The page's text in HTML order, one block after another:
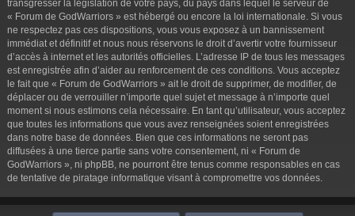
transgresser la législation de votre pays, du pays dans lequel le serveur de
« Forum de GodWarriors » est hébergé ou encore la loi internationale. Si vous
ne respectez pas ces dispositions, vous vous exposez à un bannissement
immédiat et définitif et nous nous réservons le droit d’avertir votre fournisseur
d’accès à internet et les autorités officielles. L’adresse IP de tous les messages
est enregistrée afin d’aider au renforcement de ces conditions. Vous acceptez
le fait que « Forum de GodWarriors » ait le droit de supprimer, de modifier, de
déplacer ou de verrouiller n’importe quel sujet et message à n’importe quel
moment si nous estimons cela nécessaire. En tant qu’utilisateur, vous acceptez
que toutes les informations que vous avez renseignées soient enregistrées
dans notre base de données. Bien que ces informations ne seront pas
diffusées à une tierce partie sans votre consentement, ni « Forum de
GodWarriors », ni phpBB, ne pourront être tenus comme responsables en cas
de tentative de piratage informatique visant à compromettre vos données.